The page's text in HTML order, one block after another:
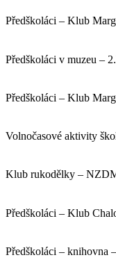
Předškoláci – Klub
Předškoláci v muzeu –
Předškoláci – Klub
Volnočasové aktivity
Klub rukodělky –
Předškoláci – Klub
Předškoláci – knihovna